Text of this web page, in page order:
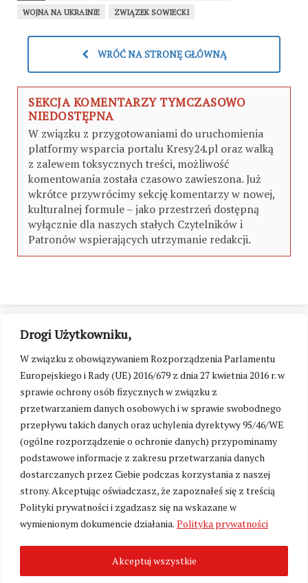
Drogi Użytkowniku,
W związku z obowiązywaniem Rozporządzenia Parlamentu
Europejskiego i Rady (UE) 2016/679 z dnia 27 kwietnia 2016 r. w
sprawie ochrony osób fizycznych w związku z
przetwarzaniem danych osobowych i w sprawie swobodnego
przepływu takich danych oraz uchylenia dyrektywy 95/46/WE
(ogólne rozporządzenie o ochronie danych) przypominamy
podstawowe informacje z zakresu przetwarzania danych
dostarczanych przez Ciebie podczas korzystania z naszej
strony. Akceptując oświadczasz, że zapoznałeś się z treścią
Polityki prywatności i zgadzasz się na wskazane w
wymienionym dokumencie działania. Polityka prywatności
Akceptuj wszystkie
WOJNA NA UKRAINIE
ZWIĄZEK SOWIECKI
WRÓĆ NA STRONĘ GŁÓWNĄ
SEKCJA KOMENTARZY TYMCZASOWO
NIEDOSTĘPNA
W związku z przygotowaniami do uruchomienia
platformy wsparcia portalu Kresy24.pl oraz walką
z zalewem toksycznych treści, możliwość
komentowania została czasowo zawieszona. Już
wkrótce przywrócimy sekcję komentarzy w nowej,
kulturalnej formule – jako przestrzeń dostępną
wyłącznie dla naszych stałych Czytelników i
Patronów wspierających utrzymanie redakcji.
Zmień ustawienia cookies
2026. Wszelkie Prawa Zastrzeżone.